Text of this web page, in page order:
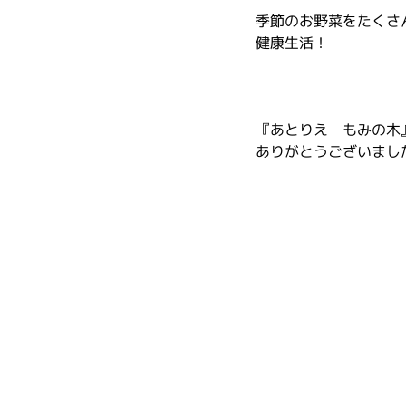
季節のお野菜をたくさ
健康生活！
『あとりえ　もみの木
ありがとうございまし